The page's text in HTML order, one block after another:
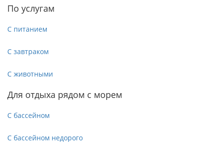
По услугам
С питанием
С завтраком
С животными
Для отдыха рядом с морем
С бассейном
С бассейном недорого